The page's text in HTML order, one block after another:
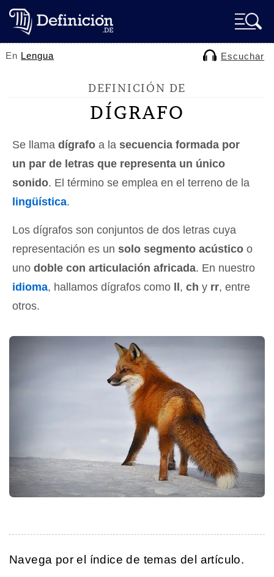
En Lengua Escuchar
DEFINICIÓN DE
DÍGRAFO
Se llama dígrafo a la secuencia formada por
un par de letras que representa un único
sonido. El término se emplea en el terreno de la
lingüística.
Los dígrafos son conjuntos de dos letras cuya
representación es un solo segmento acústico o
uno doble con articulación africada. En nuestro
idioma, hallamos dígrafos como , ch y rr, entre
otros.
Navega por el índice de temas del artículo.